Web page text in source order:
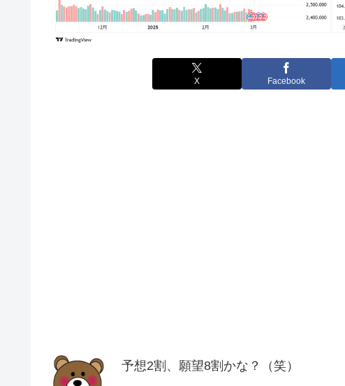
X Facebook
予想2割、願望8割かな？（笑）